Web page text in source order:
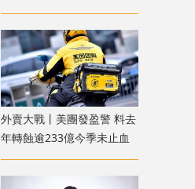
市公司數量創新高
外賣大戰丨美團發盈警 料去
年轉蝕逾233億今季未止血